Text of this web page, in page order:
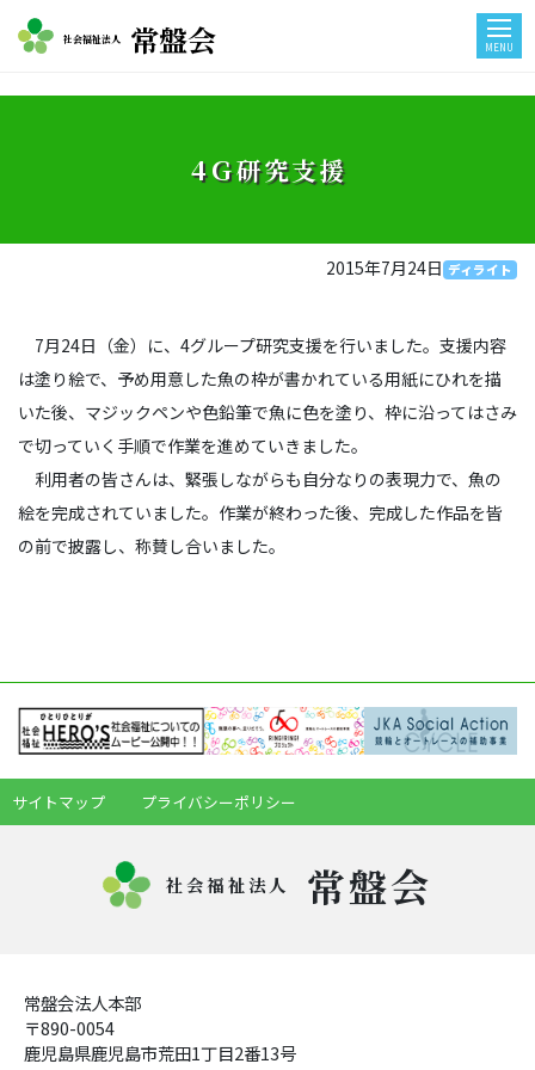
社会福祉法人 常盤会 MENU
4Ｇ研究支援
2015年7月24日 ディライト
7月24日（金）に、4グループ研究支援を行いました。支援内容
は塗り絵で、予め用意した魚の枠が書かれている用紙にひれを描
いた後、マジックペンや色鉛筆で魚に色を塗り、枠に沿ってはさみ
で切っていく手順で作業を進めていきました。
利用者の皆さんは、緊張しながらも自分なりの表現力で、魚の
絵を完成されていました。作業が終わった後、完成した作品を皆
の前で披露し、称賛し合いました。
サイトマップ プライバシーポリシー
社会福祉法人 常盤会
常盤会法人本部
〒890-0054
鹿児島県鹿児島市荒田1丁目2番13号